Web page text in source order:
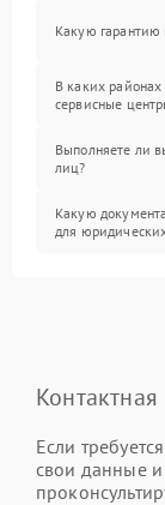
Какую гарантию
В каких
сервисные
Выполняете ли
лиц?
Какую
для
Если
свои данные